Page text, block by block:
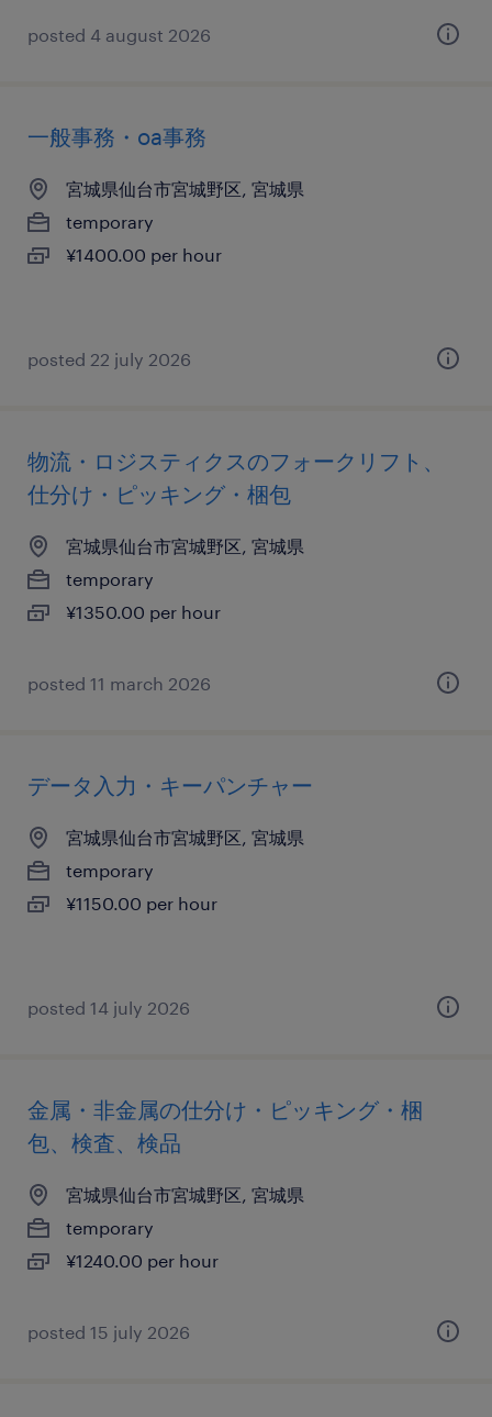
posted 4 august 2026
一般事務・oa事務
宮城県仙台市宮城野区, 宮城県
temporary
¥1400.00 per hour
posted 22 july 2026
物流・ロジスティクスのフォークリフト、
仕分け・ピッキング・梱包
宮城県仙台市宮城野区, 宮城県
temporary
¥1350.00 per hour
posted 11 march 2026
データ入力・キーパンチャー
宮城県仙台市宮城野区, 宮城県
temporary
¥1150.00 per hour
posted 14 july 2026
金属・非金属の仕分け・ピッキング・梱
包、検査、検品
宮城県仙台市宮城野区, 宮城県
temporary
¥1240.00 per hour
posted 15 july 2026